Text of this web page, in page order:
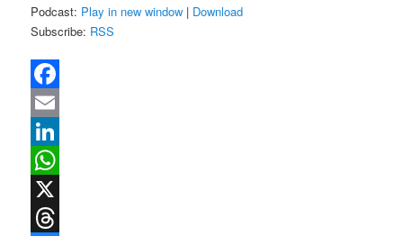
Podcast: Play in new window | Download
Subscribe: RSS
Facebook
Email
LinkedIn
WhatsApp
X